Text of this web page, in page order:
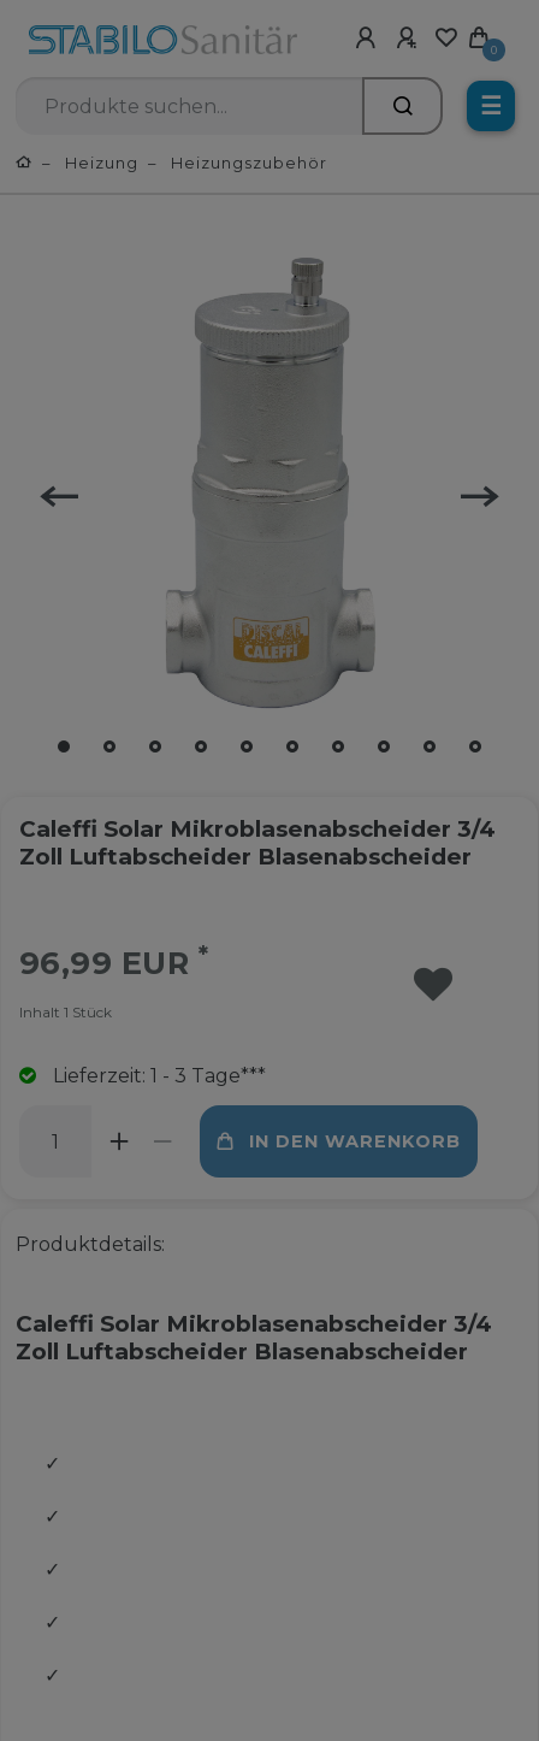
0
☰
Heizung Heizungszubehör
Caleffi Solar Mikroblasenabscheider 3/4
Zoll Luftabscheider Blasenabscheider
96,99 EUR *
Inhalt 1 Stück
Lieferzeit: 1 - 3 Tage***
IN DEN WARENKORB
Produktdetails:
Caleffi Solar Mikroblasenabscheider 3/4
Zoll Luftabscheider Blasenabscheider
✓
✓
✓
✓
✓